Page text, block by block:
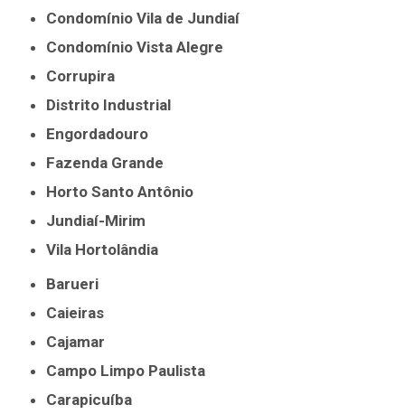
Condomínio Vila de Jundiaí
Condomínio Vista Alegre
Corrupira
Distrito Industrial
Engordadouro
Fazenda Grande
Horto Santo Antônio
Jundiaí-Mirim
Vila Hortolândia
Barueri
Caieiras
Cajamar
Campo Limpo Paulista
Carapicuíba